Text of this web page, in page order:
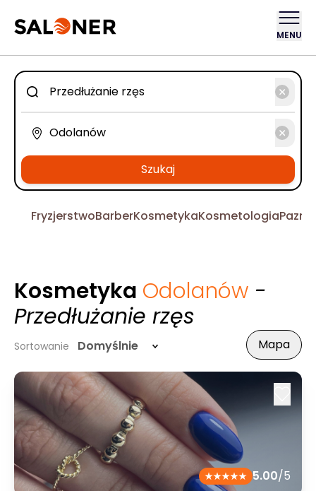
MENU
Szukaj
FryzjerstwoBarberKosmetykaKosmetologia
Kosmetyka Odolanów -
Przedłużanie rzęs
Sortowanie Domyślnie Mapa
5.00/5